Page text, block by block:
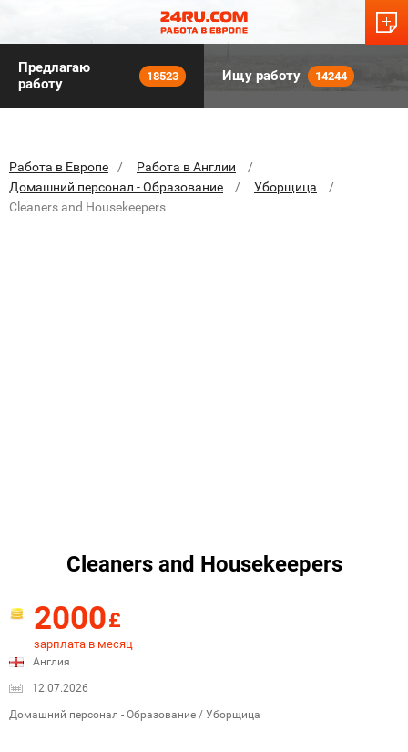
Предлагаю
работу
18523 Ищу работу 14244
Работа в Европе
Работа в Англии
Домашний персонал - Образование
Уборщица
Cleaners and Housekeepers
Cleaners and Housekeepers
2000£
зарплата в месяц
Англия
12.07.2026
Домашний персонал - Образование / Уборщица